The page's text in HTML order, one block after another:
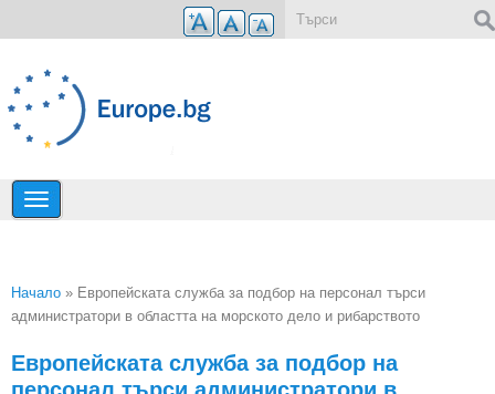
Премини към основното съдържание
Вие сте тук
Начало » Европейската служба за подбор на персонал търси
администратори в областта на морското дело и рибарството
Европейската служба за подбор на